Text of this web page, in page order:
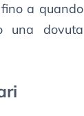
a quando
una dovuta